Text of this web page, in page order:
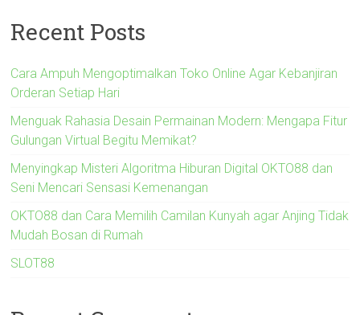
Recent Posts
Cara Ampuh Mengoptimalkan Toko Online Agar Kebanjiran
Orderan Setiap Hari
Menguak Rahasia Desain Permainan Modern: Mengapa Fitur
Gulungan Virtual Begitu Memikat?
Menyingkap Misteri Algoritma Hiburan Digital OKTO88 dan
Seni Mencari Sensasi Kemenangan
OKTO88 dan Cara Memilih Camilan Kunyah agar Anjing Tidak
Mudah Bosan di Rumah
SLOT88